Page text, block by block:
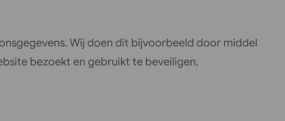
Wij doen dit bijvoorbeeld door middel
bezoekt en gebruikt te beveiligen,